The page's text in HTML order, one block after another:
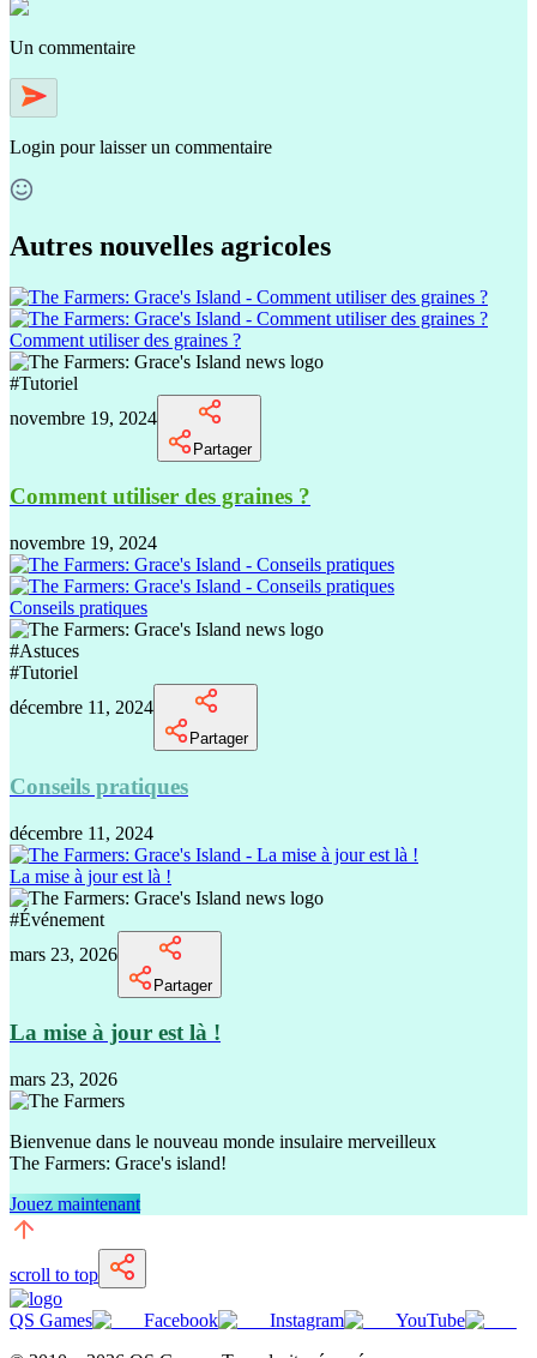
Un commentaire
Login pour laisser un commentaire
Autres nouvelles agricoles
Comment utiliser des graines ?
#Tutoriel
novembre 19, 2024
Partager
Comment utiliser des graines ?
novembre 19, 2024
Conseils pratiques
#Astuces
#Tutoriel
décembre 11, 2024
Partager
Conseils pratiques
décembre 11, 2024
La mise à jour est là !
#Événement
mars 23, 2026
Partager
La mise à jour est là !
mars 23, 2026
Bienvenue dans le nouveau monde insulaire merveilleux
The Farmers: Grace's island!
Jouez maintenant
scroll to top
QS Games Facebook Instagram
YouTube